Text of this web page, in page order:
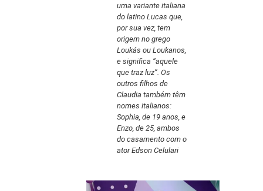
uma variante italiana
do latino Lucas que,
por sua vez, tem
origem no grego
Loukás ou Loukanos,
e significa “aquele
que traz luz”. Os
outros filhos de
Claudia também têm
nomes italianos:
Sophia, de 19 anos, e
Enzo, de 25, ambos
do casamento com o
ator Edson Celulari